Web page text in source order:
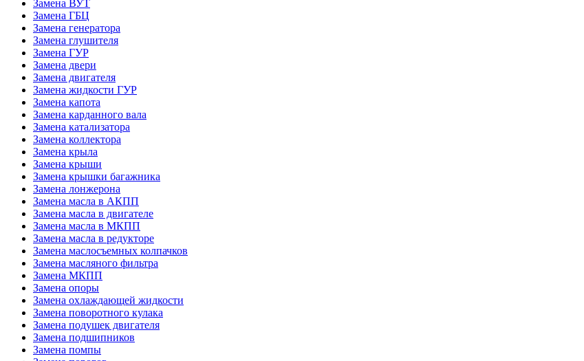
Замена ВУТ
Замена ГБЦ
Замена генератора
Замена глушителя
Замена ГУР
Замена двери
Замена двигателя
Замена жидкости ГУР
Замена капота
Замена карданного вала
Замена катализатора
Замена коллектора
Замена крыла
Замена крыши
Замена крышки багажника
Замена лонжерона
Замена масла в АКПП
Замена масла в двигателе
Замена масла в МКПП
Замена масла в редукторе
Замена маслосъемных колпачков
Замена масляного фильтра
Замена МКПП
Замена опоры
Замена охлаждающей жидкости
Замена поворотного кулака
Замена подушек двигателя
Замена подшипников
Замена помпы